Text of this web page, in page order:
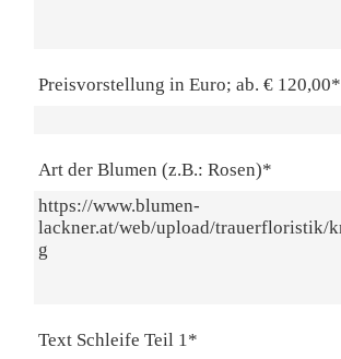
Preisvorstellung in Euro; ab. € 120,00*
Art der Blumen (z.B.: Rosen)*
Text Schleife Teil 1*